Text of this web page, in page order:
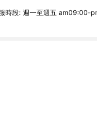
時段: 週一至週五 am09:00-